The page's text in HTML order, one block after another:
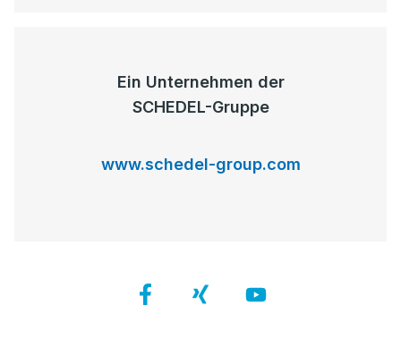
Ein Unternehmen der
SCHEDEL-Gruppe
www.schedel-group.com